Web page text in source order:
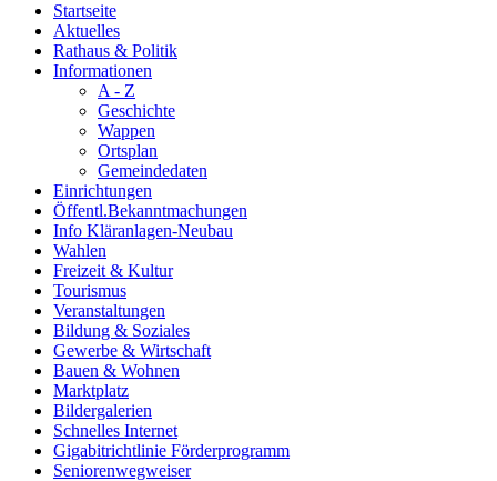
Startseite
Aktuelles
Rathaus & Politik
Informationen
A - Z
Geschichte
Wappen
Ortsplan
Gemeindedaten
Einrichtungen
Öffentl.Bekanntmachungen
Info Kläranlagen-Neubau
Wahlen
Freizeit & Kultur
Tourismus
Veranstaltungen
Bildung & Soziales
Gewerbe & Wirtschaft
Bauen & Wohnen
Marktplatz
Bildergalerien
Schnelles Internet
Gigabitrichtlinie Förderprogramm
Seniorenwegweiser